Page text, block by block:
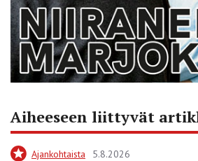
Aiheeseen liittyvät
Ajankohtaista 5.8.2026